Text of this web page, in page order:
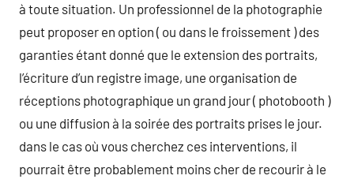
à toute situation. Un professionnel de la photographie
peut proposer en option ( ou dans le froissement ) des
garanties étant donné que le extension des portraits,
l’écriture d’un registre image, une organisation de
réceptions photographique un grand jour ( photobooth )
ou une diffusion à la soirée des portraits prises le jour.
dans le cas où vous cherchez ces interventions, il
pourrait être probablement moins cher de recourir à le